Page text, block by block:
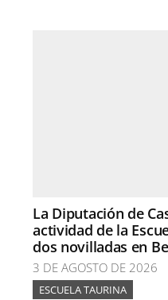
La Diputación de
actividad de la
dos novilladas en
3 DE AGOSTO DE 2026
ESCUELA TAURINA